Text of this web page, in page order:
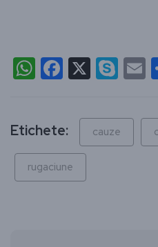
WhatsApp
X
Etichete: cauze
rugaciune